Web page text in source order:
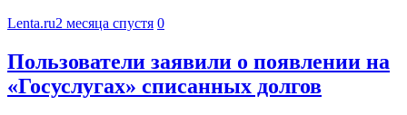
Lenta.ru2 месяца спустя 0
Пользователи заявили о появлении на
«Госуслугах» списанных долгов